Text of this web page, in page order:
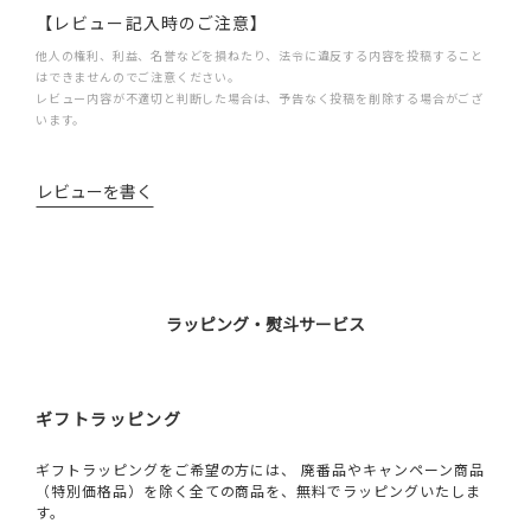
【レビュー記入時のご注意】
他人の権利、利益、名誉などを損ねたり、法令に違反する内容を投稿すること
はできませんのでご注意ください。
レビュー内容が不適切と判断した場合は、予告なく投稿を削除する場合がござ
います。
レビューを書く
ラッピング・熨斗サービス
ギフトラッピング
ギフトラッピングをご希望の方には、 廃番品やキャンペーン商品
（特別価格品）を除く全ての商品を、無料でラッピングいたしま
す。